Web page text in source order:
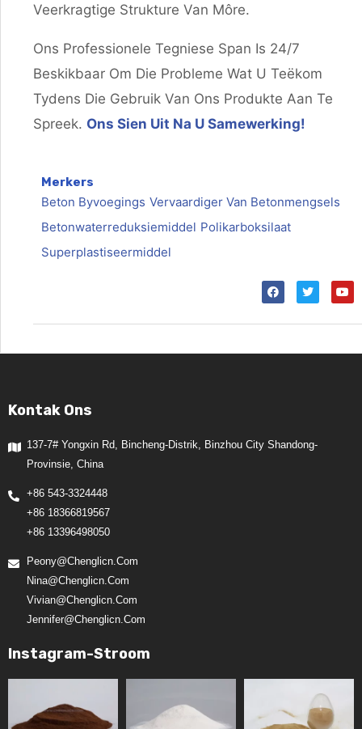
Veerkragtige Strukture Van Môre.
Ons Professionele Tegniese Span Is 24/7
Beskikbaar Om Die Probleme Wat U Teëkom
Tydens Die Gebruik Van Ons Produkte Aan Te
Spreek. Ons Sien Uit Na U Samewerking!
Merkers
Beton Byvoegings Vervaardiger Van Betonmengsels
Betonwaterreduksiemiddel Polikarboksilaat
Superplastiseermiddel
Kontak Ons
137-7# Yongxin Rd, Bincheng-Distrik, Binzhou City Shandong-
Provinsie, China
+86 543-3324448
+86 18366819567
+86 13396498050
Peony@chenglicn.com
Nina@chenglicn.com
Vivian@chenglicn.com
Jennifer@chenglicn.com
Instagram-Stroom